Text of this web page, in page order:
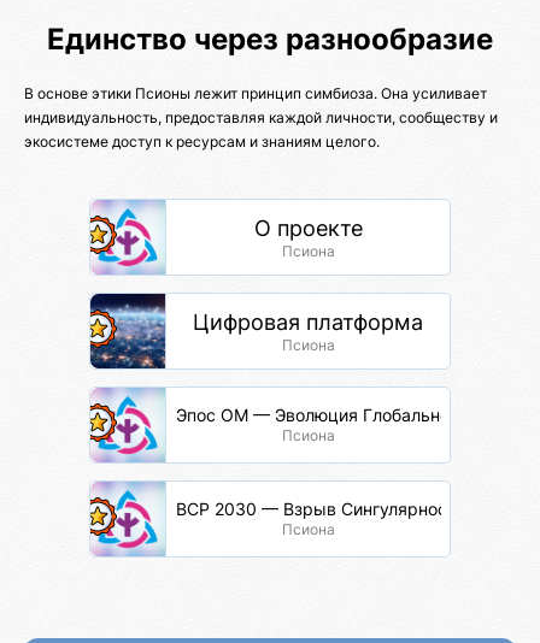
Единство через разнообразие
В основе этики Псионы лежит принцип симбиоза. Она усиливает
индивидуальность, предоставляя каждой личности, сообществу и
экосистеме доступ к ресурсам и знаниям целого.
О проекте
Псиона
Цифровая платформа
Псиона
Эпос ОМ — Эволюция Глобальной Сети
Псиона
ВСР 2030 — Взрыв Сингулярности Разума
Псиона